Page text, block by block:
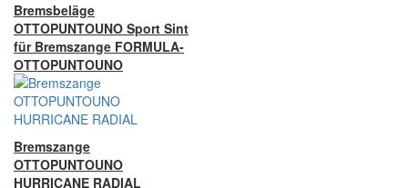
Bremsbeläge
OTTOPUNTOUNO Sport Sint
für Bremszange FORMULA-
OTTOPUNTOUNO
Bremszange
OTTOPUNTOUNO
HURRICANE RADIAL